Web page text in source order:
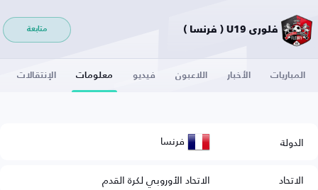
فلوري U19 ( فرنسا ) متابعة
المباريات الأخبار اللاعبون فيديو معلومات الإنتقالات
الدولة فرنسا
الاتحاد
الاتحاد الأوروبي لكرة القدم